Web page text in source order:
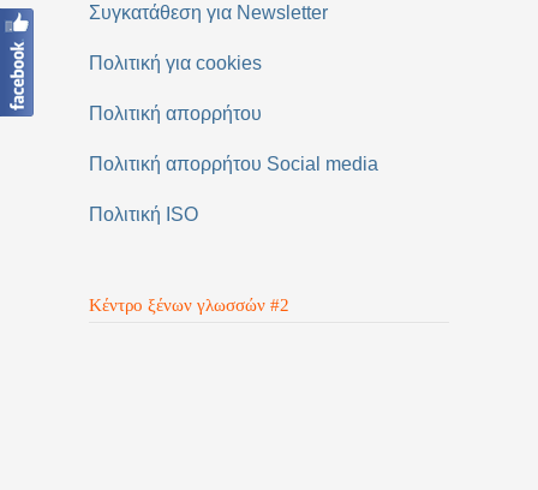
Συγκατάθεση για Newsletter
Πολιτική για cookies
Πολιτική απορρήτου
Πολιτική απορρήτου Social media
Πολιτική ISO
Κέντρο ξένων γλωσσών #2